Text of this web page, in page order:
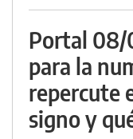
Portal 08/
para la
repercute
signo y